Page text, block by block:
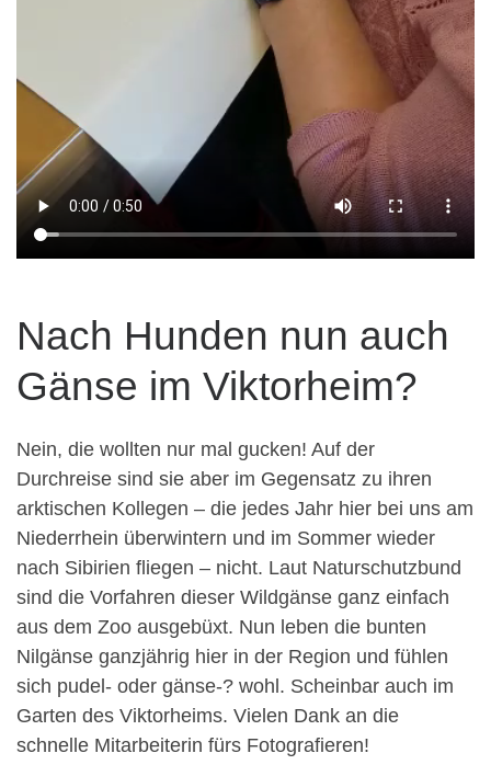
Nach Hunden nun auch
Gänse im Viktorheim?
Nein, die wollten nur mal gucken! Auf der
Durchreise sind sie aber im Gegensatz zu ihren
arktischen Kollegen – die jedes Jahr hier bei uns am
Niederrhein überwintern und im Sommer wieder
nach Sibirien fliegen – nicht. Laut Naturschutzbund
sind die Vorfahren dieser Wildgänse ganz einfach
aus dem Zoo ausgebüxt. Nun leben die bunten
Nilgänse ganzjährig hier in der Region und fühlen
sich pudel- oder gänse-? wohl. Scheinbar auch im
Garten des Viktorheims. Vielen Dank an die
schnelle Mitarbeiterin fürs Fotografieren!